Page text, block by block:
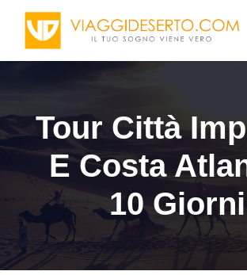
Tour Città
E Costa
10 Giorni